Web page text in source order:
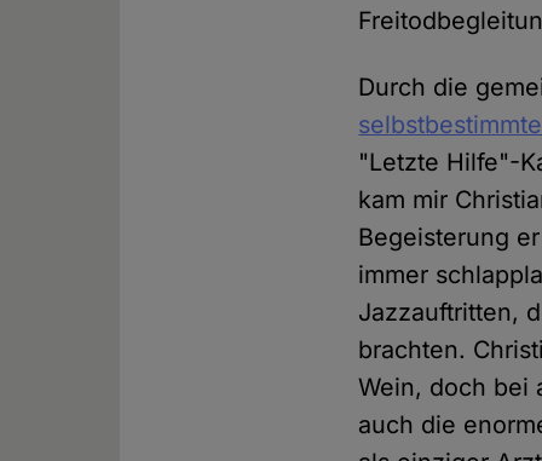
Durch die
"Letzte Hilfe"-
kam mir
Begeisterung
immer
Jazzauftritten,
brachten.
Wein, doch bei
auch die